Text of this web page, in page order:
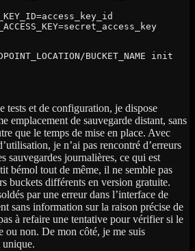
BUCKET_NAME init
tests et de configuration, je dispose
emplacement de sauvegarde distant, sans
que le temps de mise en place. Avec
je n’ai pas rencontré d’erreurs
sauvegardes journalières, ce qui est
bémol tout de même, il ne semble pas
buckets différents en version gratuite.
par une erreur dans l’interface de
sans information sur la raison précise de
à refaire une tentative pour vérifier si le
ou non. De mon côté, je me suis
unique.